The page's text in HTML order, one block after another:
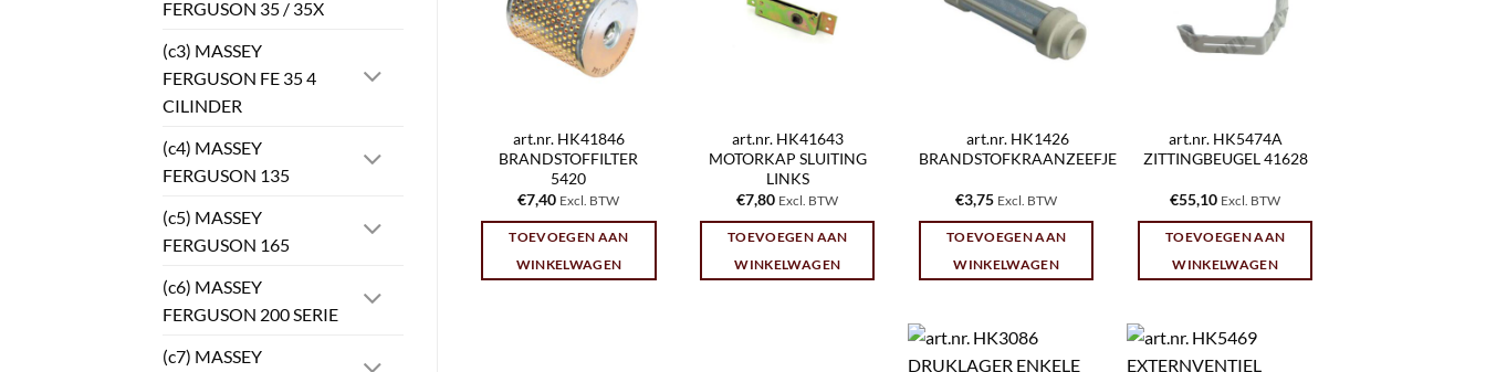
FERGUSON 35 / 35X
(c3) MASSEY
FERGUSON FE 35 4
CILINDER
(c4) MASSEY
FERGUSON 135
(c5) MASSEY
FERGUSON 165
(c6) MASSEY
FERGUSON 200 SERIE
(c7) MASSEY
art.nr. HK41846
BRANDSTOFFILTER
5420
€7,40 Excl. BTW
TOEVOEGEN AAN
WINKELWAGEN
art.nr. HK41643
MOTORKAP SLUITING
LINKS
€7,80 Excl. BTW
TOEVOEGEN AAN
WINKELWAGEN
art.nr. HK1426
BRANDSTOFKRAANZEEFJE
€3,75 Excl. BTW
TOEVOEGEN AAN
WINKELWAGEN
art.nr. HK5474A
ZITTINGBEUGEL 41628
€55,10 Excl. BTW
TOEVOEGEN AAN
WINKELWAGEN